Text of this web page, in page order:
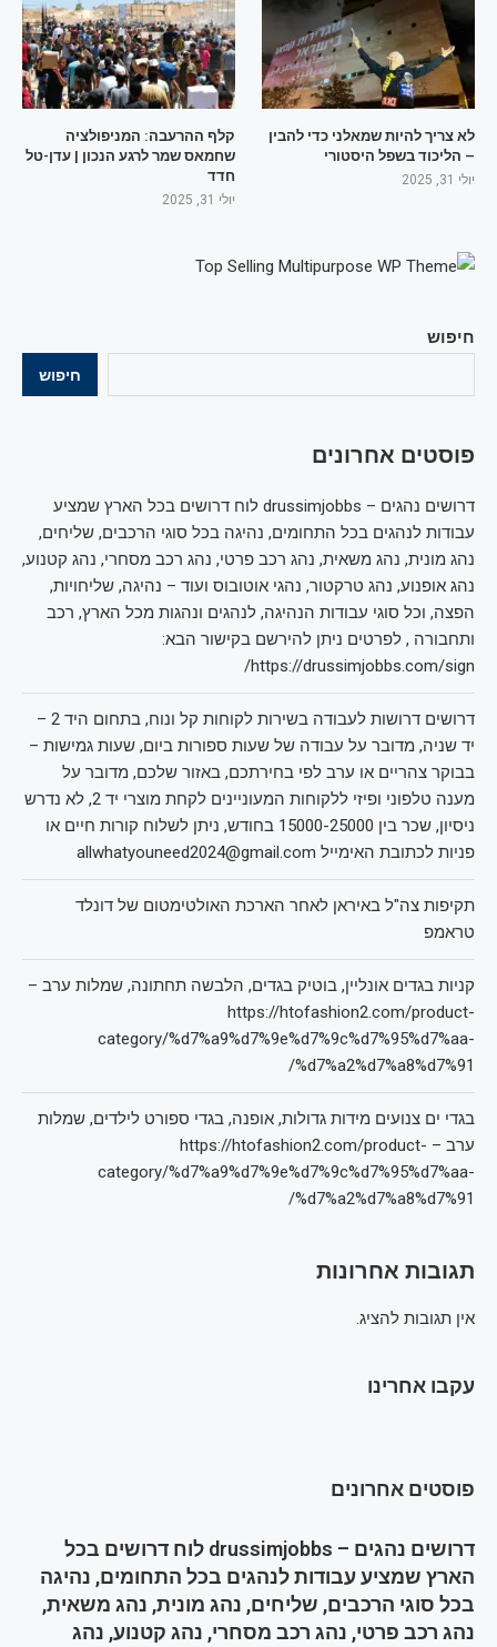
חיפוש
חיפוש
פוסטים אחרונים
דרושים נהגים – drussimjobbs לוח דרושים בכל הארץ שמציע
עבודות לנהגים בכל התחומים, נהיגה בכל סוגי הרכבים, שליחים,
נהג מונית, נהג משאית, נהג רכב פרטי, נהג רכב מסחרי, נהג קטנוע,
נהג אופנוע, נהג טרקטור, נהגי אוטובוס ועוד – נהיגה, שליחויות,
הפצה, וכל סוגי עבודות הנהיגה, לנהגים ונהגות מכל הארץ, רכב
ותחבורה , לפרטים ניתן להירשם בקישור הבא:
https://drussimjobbs.com/sign/
דרושים דרושות לעבודה בשירות לקוחות קל ונוח, בתחום היד 2 –
יד שניה, מדובר על עבודה של שעות ספורות ביום, שעות גמישות –
בבוקר צהריים או ערב לפי בחירתכם, באזור שלכם, מדובר על
מענה טלפוני ופיזי ללקוחות המעוניינים לקחת מוצרי יד 2, לא נדרש
ניסיון, שכר בין 15000-25000 בחודש, ניתן לשלוח קורות חיים או
פניות לכתובת האימייל allwhatyouneed2024@gmail.com
תקיפות צה"ל באיראן לאחר הארכת האולטימטום של דונלד
טראמפ
קניות בגדים אונליין, בוטיק בגדים, הלבשה תחתונה, שמלות ערב –
https://htofashion2.com/product-
category/%d7%a9%d7%9e%d7%9c%d7%95%d7%aa-
%d7%a2%d7%a8%d7%91/
בגדי ים צנועים מידות גדולות, אופנה, בגדי ספורט לילדים, שמלות
ערב – https://htofashion2.com/product-
category/%d7%a9%d7%9e%d7%9c%d7%95%d7%aa-
%d7%a2%d7%a8%d7%91/
תגובות אחרונות
אין תגובות להציג.
עקבו אחרינו
פוסטים אחרונים
דרושים נהגים – drussimjobbs לוח דרושים בכל
הארץ שמציע עבודות לנהגים בכל התחומים, נהיגה
בכל סוגי הרכבים, שליחים, נהג מונית, נהג משאית,
נהג רכב פרטי, נהג רכב מסחרי, נהג קטנוע, נהג
לא צריך להיות שמאלני כדי להבין
– הליכוד בשפל היסטורי
יולי 31, 2025
קלף ההרעבה: המניפולציה
שחמאס שמר לרגע הנכון | עדן-טל
חדד
יולי 31, 2025